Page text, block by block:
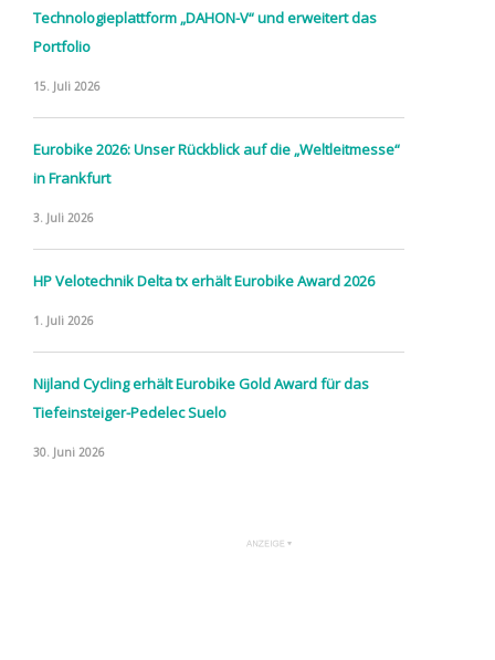
Technologieplattform „DAHON-V“ und erweitert das
Portfolio
15. Juli 2026
Eurobike 2026: Unser Rückblick auf die „Weltleitmesse“
in Frankfurt
3. Juli 2026
HP Velotechnik Delta tx erhält Eurobike Award 2026
1. Juli 2026
Nijland Cycling erhält Eurobike Gold Award für das
Tiefeinsteiger-Pedelec Suelo
30. Juni 2026